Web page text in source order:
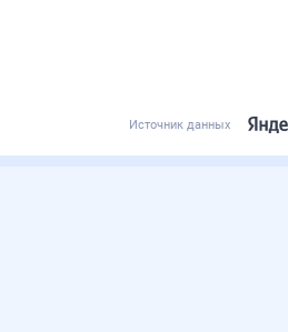
Источник данных